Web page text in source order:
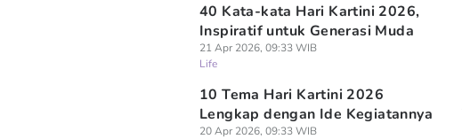
40 Kata-kata Hari Kartini 2026,
Inspiratif untuk Generasi Muda
21 Apr 2026, 09:33 WIB
Life
10 Tema Hari Kartini 2026
Lengkap dengan Ide Kegiatannya
20 Apr 2026, 09:33 WIB